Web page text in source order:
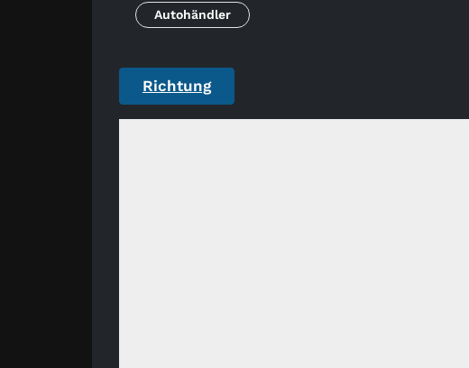
Autohändler
Richtung